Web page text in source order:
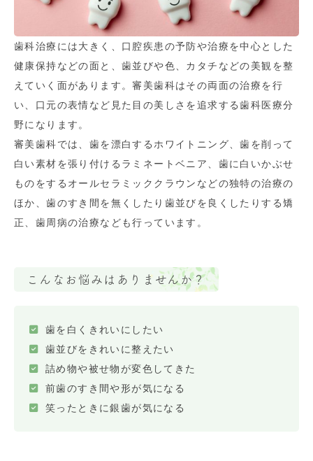
歯科治療には大きく、口腔疾患の予防や治療を中心とした
健康保持などの面と、歯並びや色、カタチなどの美観を整
えていく面があります。審美歯科はその両面の治療を行
い、口元の表情など見た目の美しさを追求する歯科医療分
野になります。
審美歯科では、歯を漂白するホワイトニング、歯を削って
白い素材を張り付けるラミネートベニア、歯に白いかぶせ
ものをするオールセラミッククラウンなどの独特の治療の
ほか、歯のすき間を無くしたり歯並びを良くしたりする矯
正、歯周病の治療なども行っています。
こんなお悩みはありませんか？
歯を白くきれいにしたい
歯並びをきれいに整えたい
詰め物や被せ物が変色してきた
前歯のすき間や形が気になる
笑ったときに銀歯が気になる